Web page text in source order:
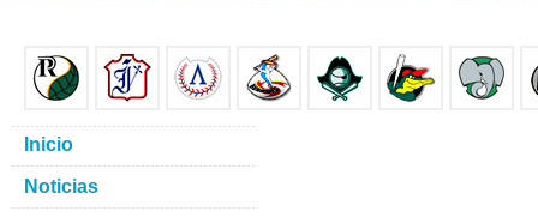
Inicio
Noticias